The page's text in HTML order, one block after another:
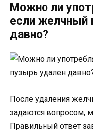
Можно ли
если желчный
давно?
После удаления
задаются вопросом,
Правильный ответ